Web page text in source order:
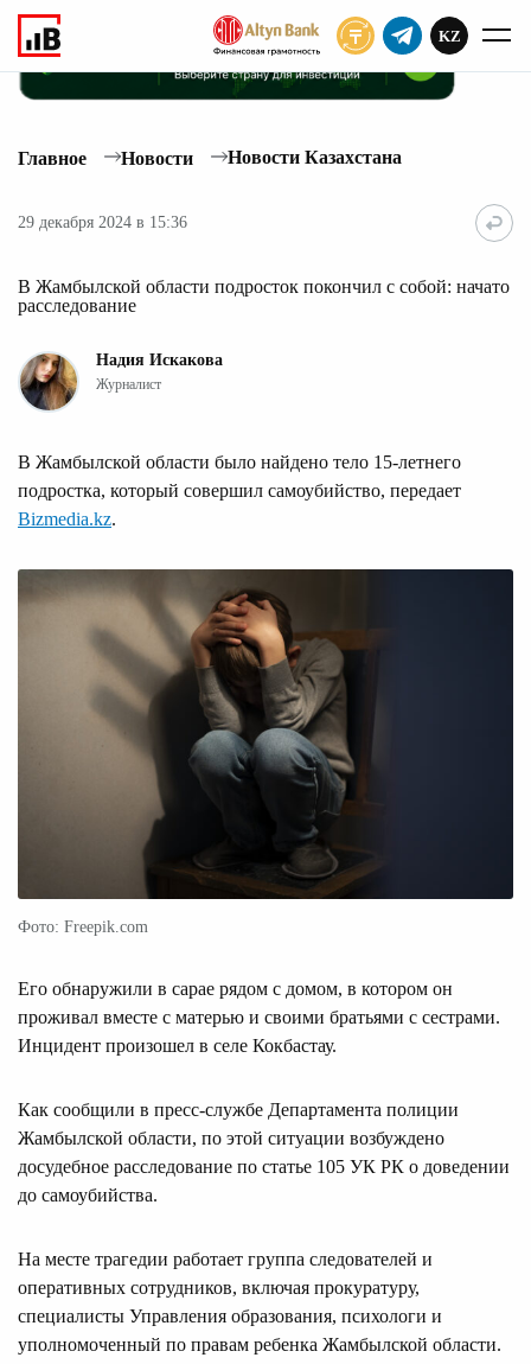
KZ
Главное Новости Новости Казахстана
29 декабря 2024 в 15:36
В Жамбылской области подросток покончил с собой: начато
расследование
Надия Искакова
Журналист
В Жамбылской области было найдено тело 15-летнего
подростка, который совершил самоубийство, передает
Bizmedia.kz.
Фото: Freepik.com
Его обнаружили в сарае рядом с домом, в котором он
проживал вместе с матерью и своими братьями с сестрами.
Инцидент произошел в селе Кокбастау.
Как сообщили в пресс-службе Департамента полиции
Жамбылской области, по этой ситуации возбуждено
досудебное расследование по статье 105 УК РК о доведении
до самоубийства.
На месте трагедии работает группа следователей и
оперативных сотрудников, включая прокуратуру,
специалисты Управления образования, психологи и
уполномоченный по правам ребенка Жамбылской области.